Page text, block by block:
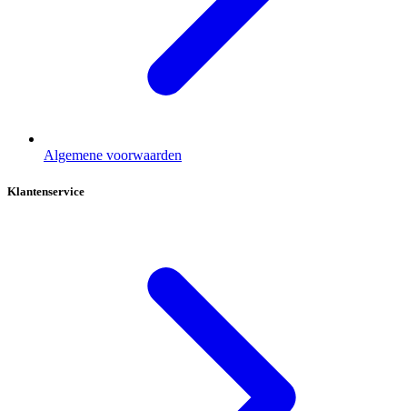
Algemene voorwaarden
Klantenservice